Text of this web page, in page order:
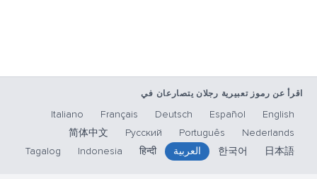
اقرأ عن رموز تعبيرية رجلان يتصارعان في
English
Español
Deutsch
Français
Italiano
Nederlands
Português
Русский
简体中文
日本語
한국어 العربية हिन्दी
Indonesia
Tagalog